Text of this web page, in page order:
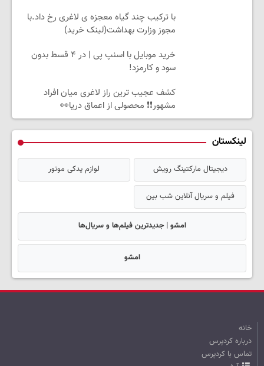
با ترکیب چند گیاه معجزه ی لاغری رخ داد.با
مجوز وزارت بهداشت(لینک خرید)
خرید موبایل با اسنپ پی | در ۴ قسط بدون
سود و کارمزد!
کشف عجیب ترین راز لاغری میان افراد
مشهور❗❗ محصولی از اعماق دریا👀
لینکستان
دیجیتال مارکتینگ رویش لوازم یدکی موتور
فیلم و سریال آنلاین شب بین
امشو | جدیدترین فیلم‌ها و سریال‌ها
امشو
خانه
درباره کردپرس
تماس با کردپرس